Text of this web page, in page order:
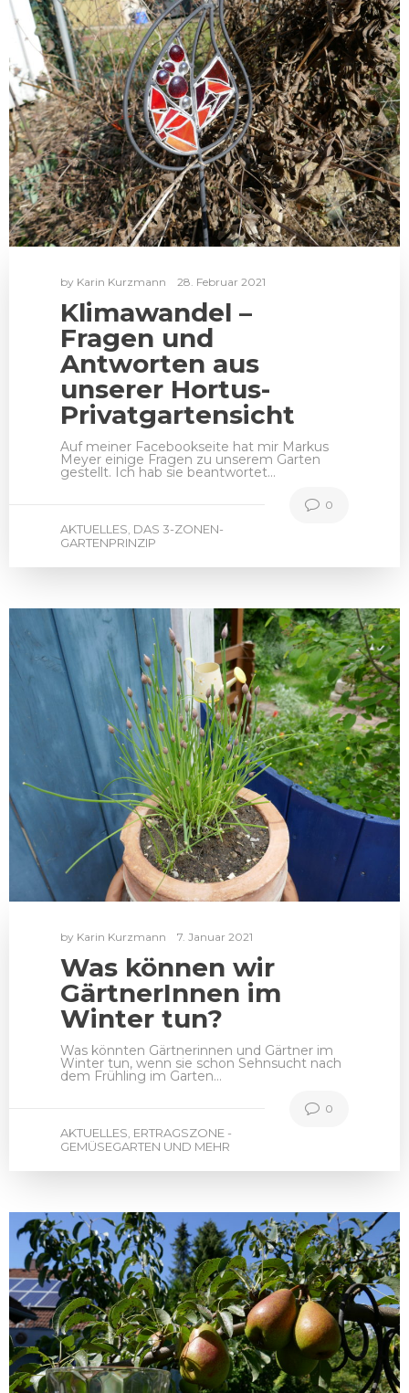
by Karin Kurzmann 28. Februar 2021
Klimawandel –
Fragen und
Antworten aus
unserer Hortus-
Privatgartensicht
Auf meiner Facebookseite hat mir Markus
Meyer einige Fragen zu unserem Garten
gestellt. Ich hab sie beantwortet…
AKTUELLES DAS 3-ZONEN-
GARTENPRINZIP
0
by Karin Kurzmann 7. Januar 2021
Was können wir
GärtnerInnen im
Winter tun?
Was könnten Gärtnerinnen und Gärtner im
Winter tun, wenn sie schon Sehnsucht nach
dem Frühling im Garten…
AKTUELLES ERTRAGSZONE -
GEMÜSEGARTEN UND MEHR
0